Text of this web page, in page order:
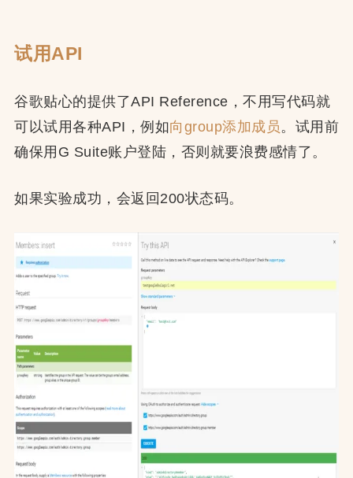
试用API
谷歌贴心的提供了API Reference，不用写代码就
可以试用各种API，例如向group添加成员 。试用前
确保用G Suite账户登陆，否则就要浪费感情了。
如果实验成功，会返回200状态码。